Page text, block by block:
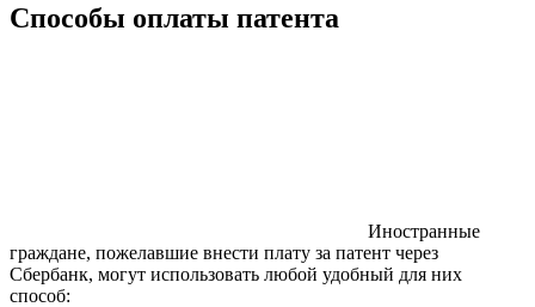
Способы оплаты патента
Иностранные
граждане, пожелавшие внести плату за патент через
Сбербанк, могут использовать любой удобный для них
способ: